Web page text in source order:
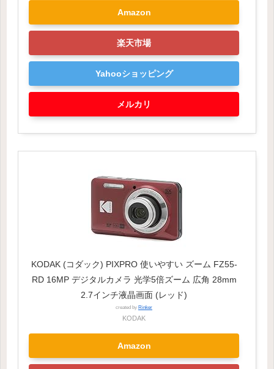
Amazon
楽天市場
Yahooショッピング
メルカリ
KODAK (コダック) PIXPRO 使いやすい ズーム FZ55-
RD 16MP デジタルカメラ 光学5倍ズーム 広角 28mm
2.7インチ液晶画面 (レッド)
created by Rinker
KODAK
Amazon